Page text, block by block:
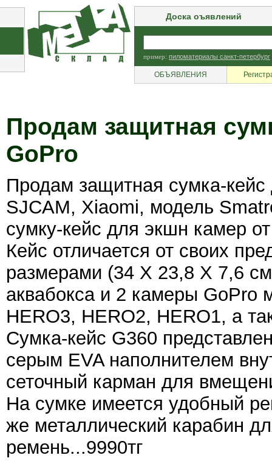
Доска оъявлений
пример: пиломатериалы санкт-петербург
ОБЪЯВЛЕНИЯ
Продам защитная
GoPro
Продам защитная сумка-
SJCAM, Xiaomi, модель
сумку-кейс для экшн камер
Кейс отличается от своих
размерами (34 X 23,8 X 7,6
аквабокса и 2 камеры GoPro
HERO3, HERO2, HERO1, а
Сумка-кейс G360
серым EVA наполнителем
сеточный карман для
На сумке имеется удобный
же металлический карабин
ремень...9990тг